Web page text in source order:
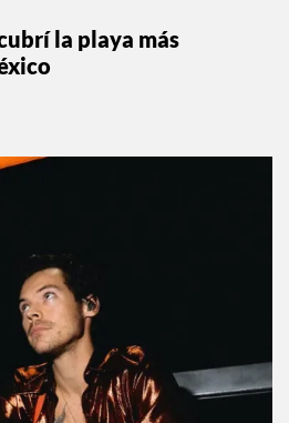
la playa más